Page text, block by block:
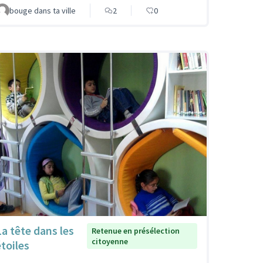
bouge dans ta ville 2 0
tête dans les
Retenue en présélection
citoyenne